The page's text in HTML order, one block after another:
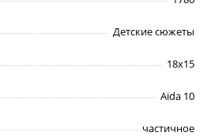
Детские сюжеты
18х15
Aida 10
частичное